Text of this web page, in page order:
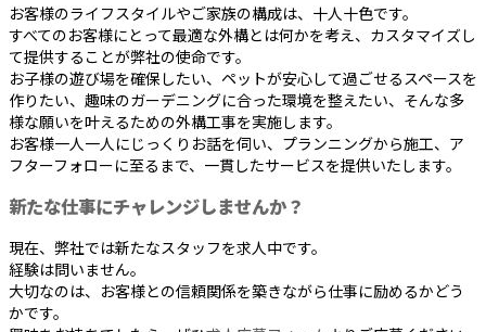
お客様のライフスタイルやご家族の構成は、十人十色です。
すべてのお客様にとって最適な外構とは何かを考え、カスタマイズし
て提供することが弊社の使命です。
お子様の遊び場を確保したい、ペットが安心して過ごせるスペースを
作りたい、趣味のガーデニングに合った環境を整えたい、そんな多
様な願いを叶えるための外構工事を実施します。
お客様一人一人にじっくりお話を伺い、プランニングから施工、ア
フターフォローに至るまで、一貫したサービスを提供いたします。
新たな仕事にチャレンジしませんか？
現在、弊社では新たなスタッフを求人中です。
経験は問いません。
大切なのは、お客様との信頼関係を築きながら仕事に励めるかどう
かです。